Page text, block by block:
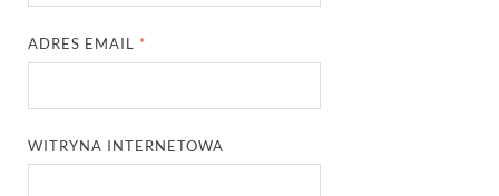
ADRES EMAIL *
WITRYNA INTERNETOWA